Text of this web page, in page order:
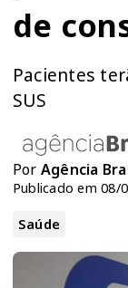
de
Pacientes
SUS
Por Agência
Publicado em 08/
Saúde